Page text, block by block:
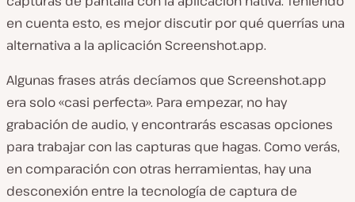
en cuenta esto, es mejor discutir por qué querrías una
alternativa a la aplicación Screenshot.app.
Algunas frases atrás decíamos que Screenshot.app
era solo «casi perfecta». Para empezar, no hay
grabación de audio, y encontrarás escasas opciones
para trabajar con las capturas que hagas. Como verás,
en comparación con otras herramientas, hay una
desconexión entre la tecnología de captura de